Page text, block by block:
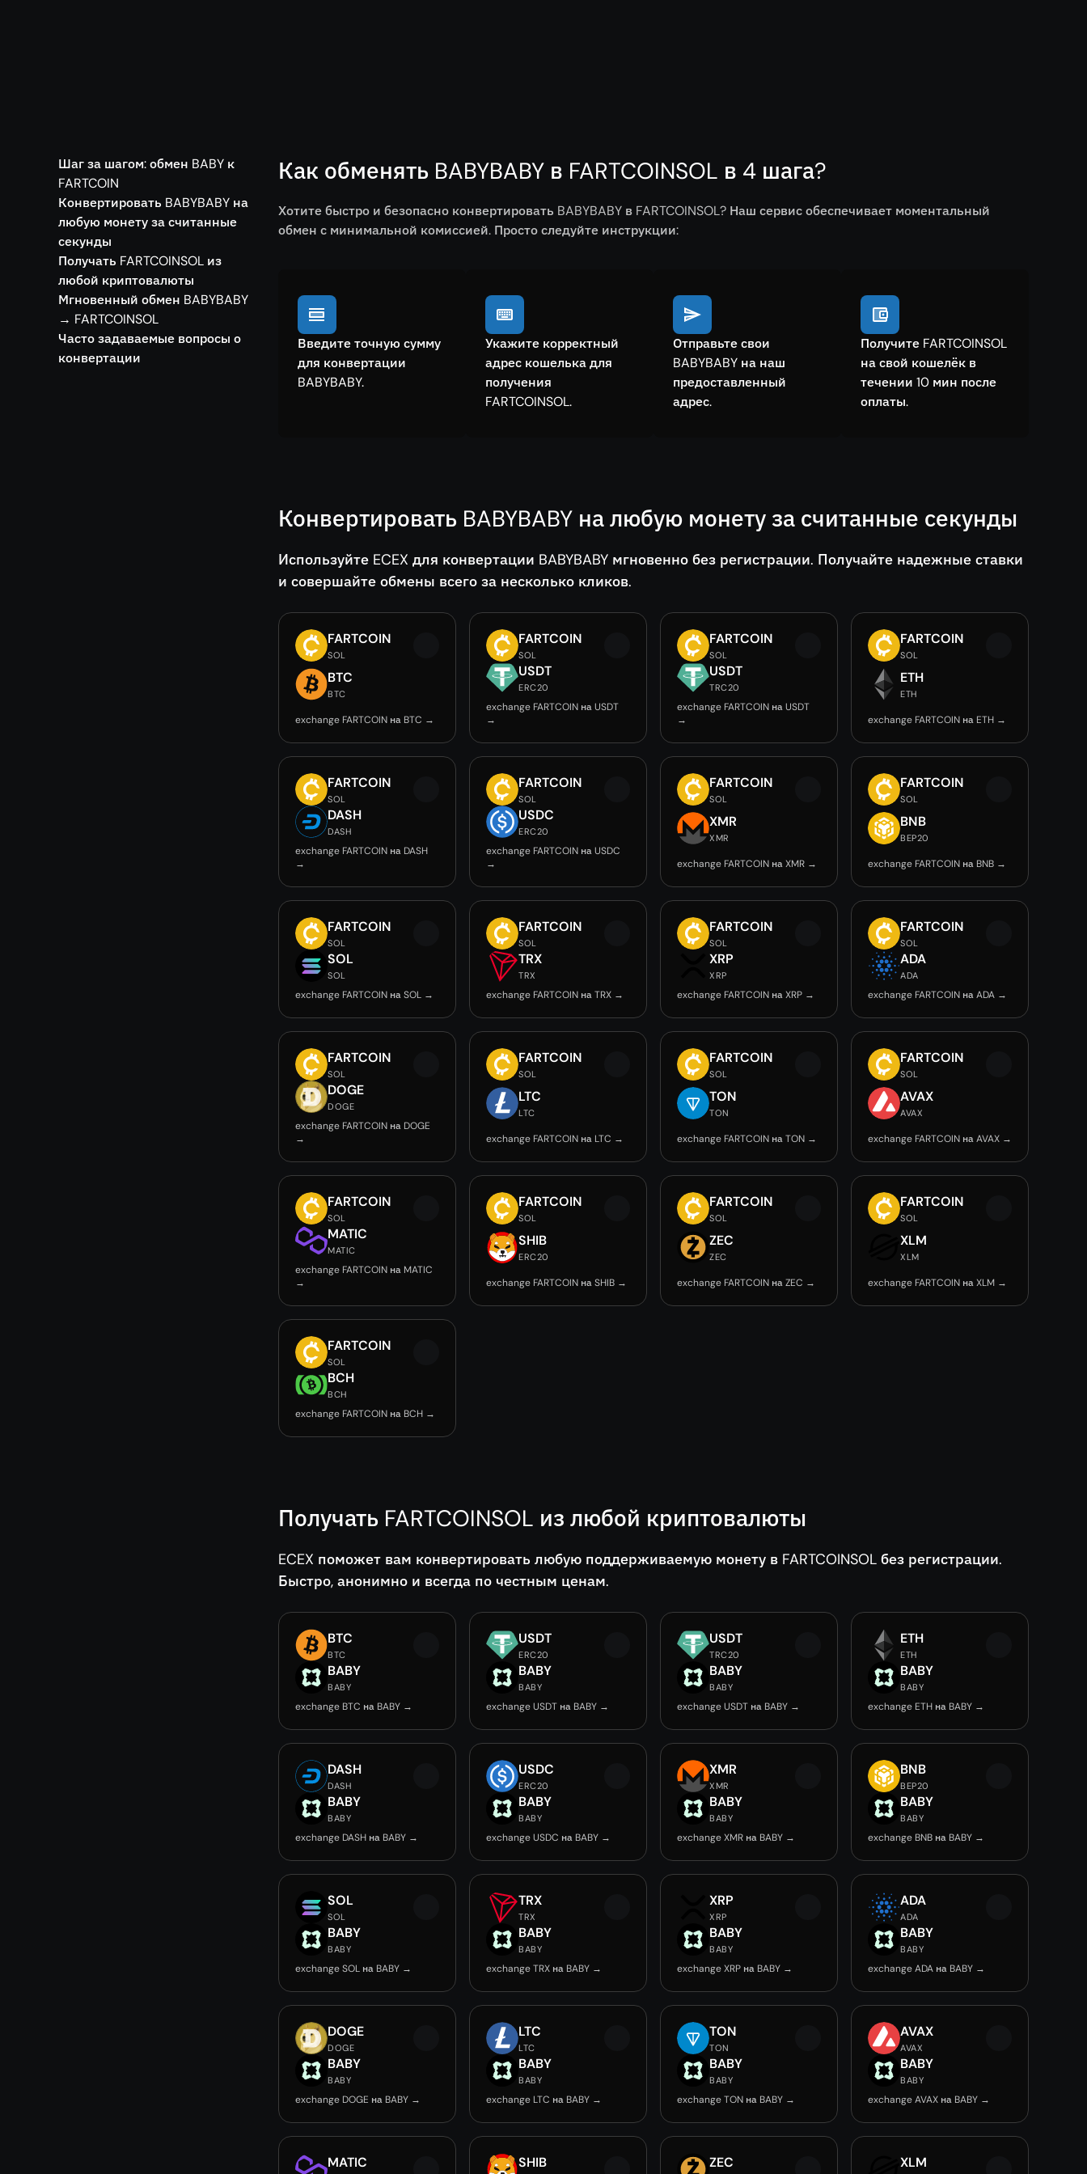
Шаг за шагом: обмен BABY к
FARTCOIN
Конвертировать BABYBABY на
любую монету за считанные
секунды
Получать FARTCOINSOL из
любой криптовалюты
Мгновенный обмен BABYBABY
→ FARTCOINSOL
Часто задаваемые вопросы о
конвертации
Как обменять BABYBABY в FARTCOINSOL в 4 шага?
Хотите быстро и безопасно конвертировать BABYBABY в FARTCOINSOL? Наш сервис обеспечивает моментальный
обмен с минимальной комиссией. Просто следуйте инструкции:
Введите точную сумму
для конвертации
BABYBABY.
Укажите корректный
адрес кошелька для
получения
FARTCOINSOL.
Отправьте свои
BABYBABY на наш
предоставленный
адрес.
Получите FARTCOINSOL
на свой кошелёк в
течении 10 мин после
оплаты.
Конвертировать BABYBABY на любую монету за считанные секунды
Используйте ECEX для конвертации BABYBABY мгновенно без регистрации. Получайте надежные ставки
и совершайте обмены всего за несколько кликов.
FARTCOIN
SOL
BTC
BTC
exchange FARTCOIN на BTC →
FARTCOIN
SOL
USDT
ERC20
exchange FARTCOIN на USDT
→
FARTCOIN
SOL
USDT
TRC20
exchange FARTCOIN на USDT
→
FARTCOIN
SOL
ETH
ETH
exchange FARTCOIN на ETH →
FARTCOIN
SOL
DASH
DASH
exchange FARTCOIN на DASH
→
FARTCOIN
SOL
USDC
ERC20
exchange FARTCOIN на USDC
→
FARTCOIN
SOL
XMR
XMR
exchange FARTCOIN на XMR →
FARTCOIN
SOL
BNB
BEP20
exchange FARTCOIN на BNB →
FARTCOIN
SOL
SOL
SOL
exchange FARTCOIN на SOL →
FARTCOIN
SOL
TRX
TRX
exchange FARTCOIN на TRX →
FARTCOIN
SOL
XRP
XRP
exchange FARTCOIN на XRP →
FARTCOIN
SOL
ADA
ADA
exchange FARTCOIN на ADA →
FARTCOIN
SOL
DOGE
DOGE
exchange FARTCOIN на DOGE
→
FARTCOIN
SOL
LTC
LTC
exchange FARTCOIN на LTC →
FARTCOIN
SOL
TON
TON
exchange FARTCOIN на TON →
FARTCOIN
SOL
AVAX
AVAX
exchange FARTCOIN на AVAX →
FARTCOIN
SOL
MATIC
MATIC
exchange FARTCOIN на MATIC
→
FARTCOIN
SOL
SHIB
ERC20
exchange FARTCOIN на SHIB →
FARTCOIN
SOL
ZEC
ZEC
exchange FARTCOIN на ZEC →
FARTCOIN
SOL
XLM
XLM
exchange FARTCOIN на XLM →
FARTCOIN
SOL
BCH
BCH
exchange FARTCOIN на BCH →
Получать FARTCOINSOL из любой криптовалюты
ECEX поможет вам конвертировать любую поддерживаемую монету в FARTCOINSOL без регистрации.
Быстро, анонимно и всегда по честным ценам.
BTC
BTC
BABY
BABY
exchange BTC на BABY →
USDT
ERC20
BABY
BABY
exchange USDT на BABY →
USDT
TRC20
BABY
BABY
exchange USDT на BABY →
ETH
ETH
BABY
BABY
exchange ETH на BABY →
DASH
DASH
BABY
BABY
exchange DASH на BABY →
USDC
ERC20
BABY
BABY
exchange USDC на BABY →
XMR
XMR
BABY
BABY
exchange XMR на BABY →
BNB
BEP20
BABY
BABY
exchange BNB на BABY →
SOL
SOL
BABY
BABY
exchange SOL на BABY →
TRX
TRX
BABY
BABY
exchange TRX на BABY →
XRP
XRP
BABY
BABY
exchange XRP на BABY →
ADA
ADA
BABY
BABY
exchange ADA на BABY →
DOGE
DOGE
BABY
BABY
exchange DOGE на BABY →
LTC
LTC
BABY
BABY
exchange LTC на BABY →
TON
TON
BABY
BABY
exchange TON на BABY →
AVAX
AVAX
BABY
BABY
exchange AVAX на BABY →
MATIC SHIB ZEC XLM